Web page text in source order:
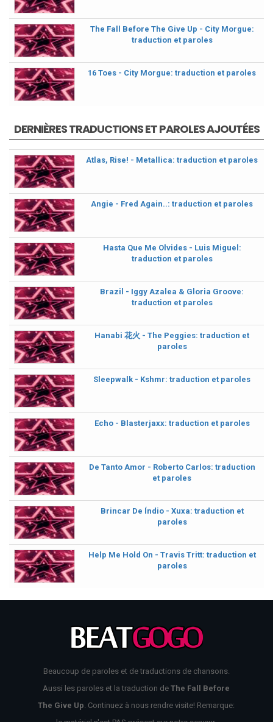
The Fall Before The Give Up - City Morgue:
traduction et paroles
16 Toes - City Morgue: traduction et paroles
DERNIÈRES TRADUCTIONS ET PAROLES AJOUTÉES
Atlas, Rise! - Metallica: traduction et paroles
Angie - Fred Again..: traduction et paroles
Hasta Que Me Olvides - Luis Miguel:
traduction et paroles
Brazil - Iggy Azalea & Gloria Groove:
traduction et paroles
Hanabi 花火 - The Peggies: traduction et
paroles
Sleepwalk - Kshmr: traduction et paroles
Echo - Blasterjaxx: traduction et paroles
De Tanto Amor - Roberto Carlos: traduction
et paroles
Brincar De Índio - Xuxa: traduction et
paroles
Help Me Hold On - Travis Tritt: traduction et
paroles
Beaucoup de paroles et de traductions de chansons.
Aussi les paroles et la traduction deThe Fall Before
The Give Up. Continuez à nous rendre visite! Remarque: